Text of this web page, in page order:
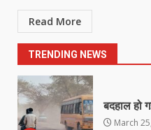
Read More
TRENDING NEWS
1
March 25,
बदहाल हो
March